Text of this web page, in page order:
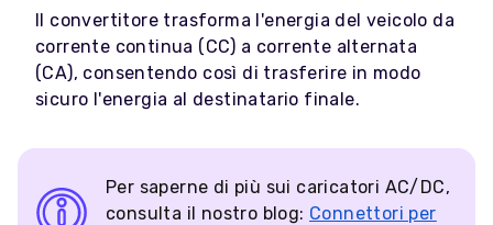
Il convertitore trasforma l'energia del veicolo da
corrente continua (CC) a corrente alternata
(CA), consentendo così di trasferire in modo
sicuro l'energia al destinatario finale.
Per saperne di più sui caricatori AC/DC,
consulta il nostro blog: Connettori per